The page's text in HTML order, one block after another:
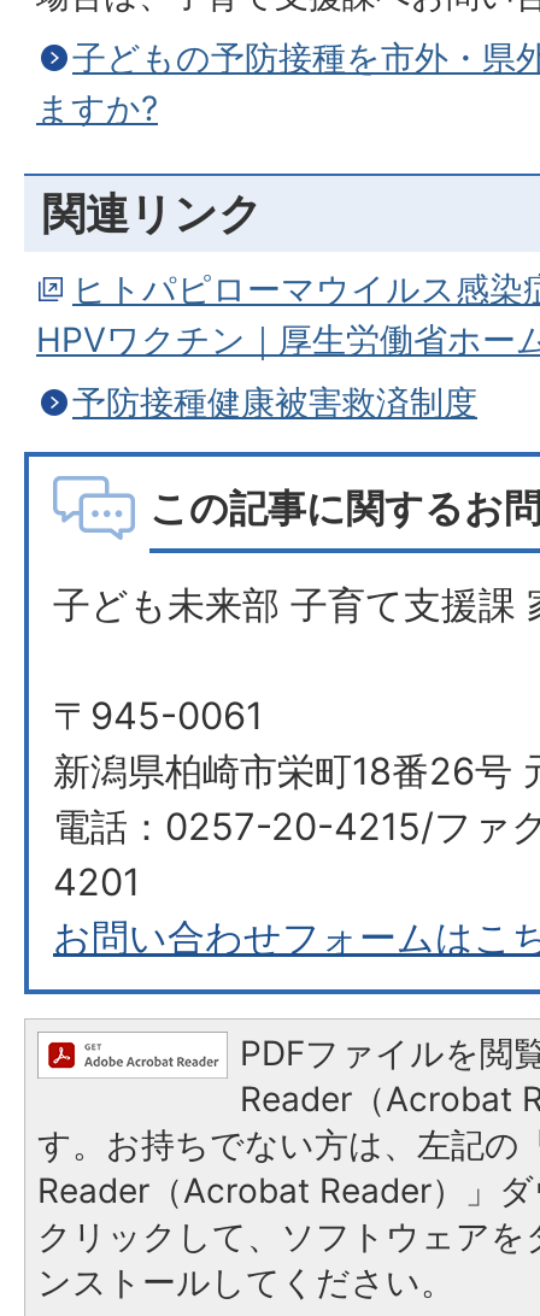
子どもの予防接種を市外・県
ますか?
関連リンク
ヒトパピローマウイルス感
HPVワクチン｜厚生労働省ホー
予防接種健康被害救済制度
この記事に関するお
子ども未来部 子育て支援課
〒945-0061
新潟県柏崎市栄町18番26号
電話：0257-20-4215/ファ
4201
お問い合わせフォームはこ
PDFファイルを閲
Reader（Acrobat
す。お持ちでない方は、左記の
Reader（Acrobat Reader）」
クリックして、ソフトウェア
ンストールしてください。